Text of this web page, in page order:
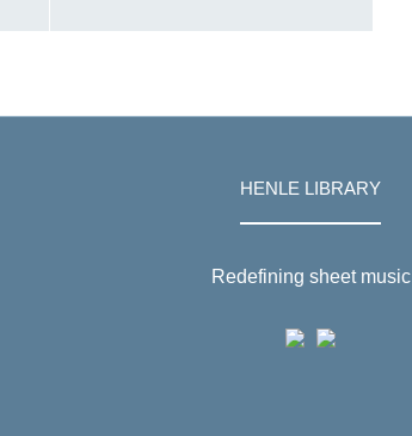
HENLE LIBRARY
Redefining sheet music